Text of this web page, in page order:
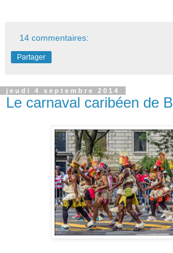
14 commentaires:
Partager
jeudi 4 septembre 2014
Le carnaval caribéen de